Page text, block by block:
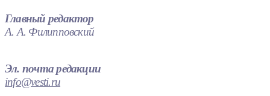
Главный редактор
А. А. Филипповский
Эл. почта редакции
info@vesti.ru